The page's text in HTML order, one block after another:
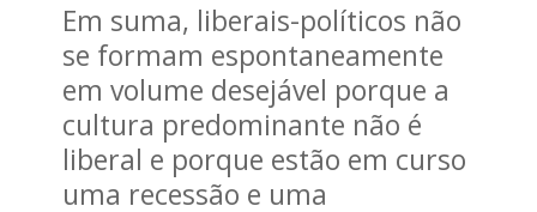
Em suma, liberais-políticos não
se formam espontaneamente
em volume desejável porque a
cultura predominante não é
liberal e porque estão em curso
uma recessão e uma